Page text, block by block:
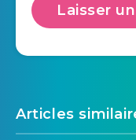
Articles